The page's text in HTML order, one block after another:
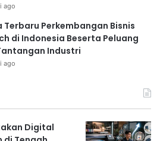
ago
Terbaru Perkembangan Bisnis
di Indonesia Beserta Peluang
Industri
ago
Digital